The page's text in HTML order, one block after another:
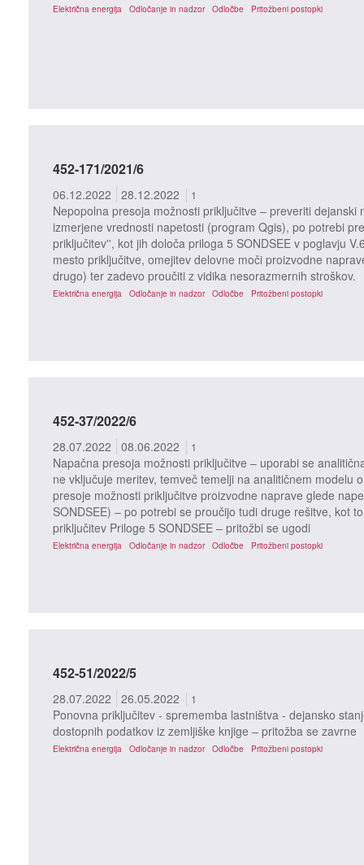
Električna energija Odločanje in nadzor Odločbe Pritožbeni postopki
452-171/2021/6
06.12.2022 28.12.2022 1
Nepopolna presoja možnosti priključitve – preveriti
izmerjene vrednosti napetosti (program Qgis), po potrebi
priključitev'', kot jih določa priloga 5 SONDSEE v poglavju
mesto priključitve, omejitev delovne moči proizvodne
drugo) ter zadevo proučiti z vidika nesorazmernih stroškov.
Električna energija Odločanje in nadzor Odločbe Pritožbeni postopki
452-37/2022/6
28.07.2022 08.06.2022 1
Napačna presoja možnosti priključitve – uporabi se
ne vključuje meritev, temveč temelji na analitičnem modelu
presoje možnosti priključitve proizvodne naprave glede
SONDSEE) – po potrebi se proučijo tudi druge rešitve, kot
priključitev Priloge 5 SONDSEE – pritožbi se ugodi
Električna energija Odločanje in nadzor Odločbe Pritožbeni postopki
452-51/2022/5
28.07.2022 26.05.2022 1
Ponovna priključitev - sprememba lastništva - dejansko
dostopnih podatkov iz zemljiške knjige – pritožba se zavrne
Električna energija Odločanje in nadzor Odločbe Pritožbeni postopki